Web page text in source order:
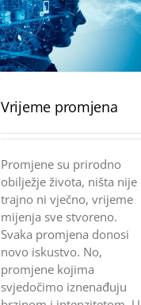
Vrijeme promjena
Promjene su prirodno
obilježje života, ništa nije
trajno ni vječno, vrijeme
mijenja sve stvoreno.
Svaka promjena donosi
novo iskustvo. No,
promjene kojima
svjedočimo iznenađuju